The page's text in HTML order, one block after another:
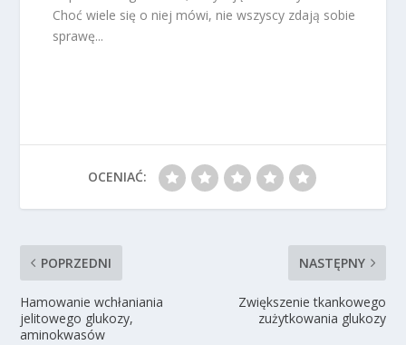
Choć wiele się o niej mówi, nie wszyscy zdają sobie
sprawę...
OCENIAĆ:
POPRZEDNI
Hamowanie wchłaniania
jelitowego glukozy,
aminokwasów
NASTĘPNY
Zwiększenie tkankowego
zużytkowania glukozy